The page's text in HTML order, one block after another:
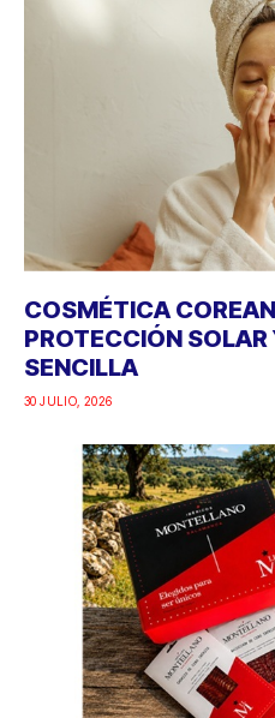
COSMÉTICA
PROTECCIÓN
SENCILLA
30 JULIO, 2026